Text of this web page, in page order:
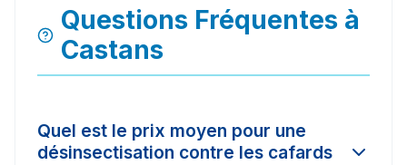
Questions Fréquentes à
Castans
Quel est le prix moyen pour une
désinsectisation contre les cafards